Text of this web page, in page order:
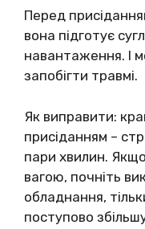
Перед
вона підготує
навантаження. І
запобігти травмі.
Як виправити:
присіданням –
пари хвилин.
вагою, почніть
обладнання,
поступово